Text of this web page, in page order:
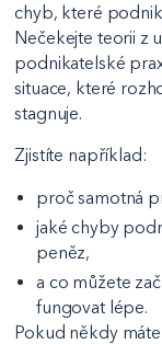
chyb, které
Nečekejte teorii z
podnikatelské
situace, které
stagnuje.
Zjistíte například:
proč samotná
jaké chyby
peněz,
a co můžete
fungovat lépe.
Pokud někdy